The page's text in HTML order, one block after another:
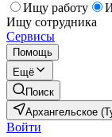
Ищу работу
Ищу сотрудника
Сервисы
Помощь
Ещё
Поиск
Архангельское
Войти